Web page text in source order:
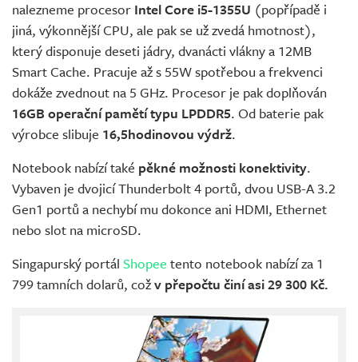
nalezneme procesor Intel Core i5-1355U (popřípadě i
jiná, výkonnější CPU, ale pak se už zvedá hmotnost),
který disponuje deseti jádry, dvanácti vlákny a 12MB
Smart Cache. Pracuje až s 55W spotřebou a frekvenci
dokáže zvednout na 5 GHz. Procesor je pak doplňován
16GB operační pamětí typu LPDDR5. Od baterie pak
výrobce slibuje 16,5hodinovou výdrž.
Notebook nabízí také pěkné možnosti konektivity.
Vybaven je dvojicí Thunderbolt 4 portů, dvou USB-A 3.2
Gen1 portů a nechybí mu dokonce ani HDMI, Ethernet
nebo slot na microSD.
Singapurský portál Shopee tento notebook nabízí za 1
799 tamních dolarů, cožv přepočtu činí asi 29 300 Kč.